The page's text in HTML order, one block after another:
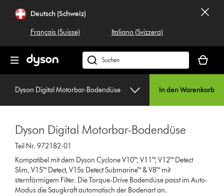
überspringenDeutsch (Schweiz)
Français (Suisse) Italiano (Svizzera)
Dyson.ch
durchsuchen
ist
Dyson Digital Motorbar-Bodendüse In den Warenkorb
Dyson Digital Motorbar-Bodendüse
Teil Nr. 972182-01
Kompatibel mit dem Dyson Cyclone V10™, V11™, V12™ Detect
Slim, V15™ Detect, V15s Detect Submarine™ & V8™ mit
sternförmigem Filter. Die Torque-Drive Bodendüse passt im Auto-
Modus die Saugkraft automatisch der Bodenart an.